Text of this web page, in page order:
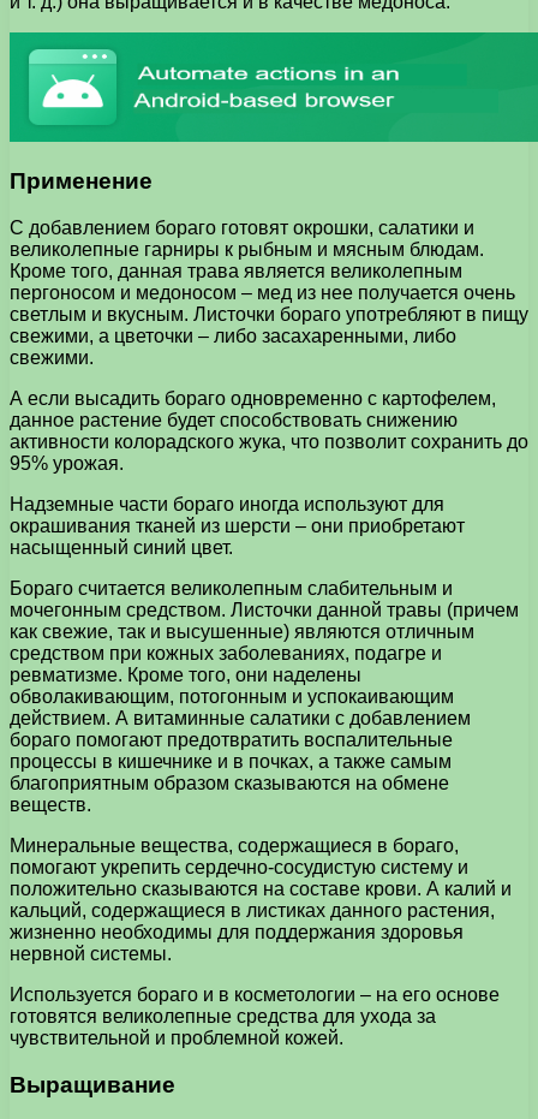
Применение
С добавлением бораго готовят окрошки, салатики и
великолепные гарниры к рыбным и мясным блюдам.
Кроме того, данная трава является великолепным
пергоносом и медоносом – мед из нее получается очень
светлым и вкусным. Листочки бораго употребляют в пищу
свежими, а цветочки – либо засахаренными, либо
свежими.
А если высадить бораго одновременно с картофелем,
данное растение будет способствовать снижению
активности колорадского жука, что позволит сохранить до
95% урожая.
Надземные части бораго иногда используют для
окрашивания тканей из шерсти – они приобретают
насыщенный синий цвет.
Бораго считается великолепным слабительным и
мочегонным средством. Листочки данной травы (причем
как свежие, так и высушенные) являются отличным
средством при кожных заболеваниях, подагре и
ревматизме. Кроме того, они наделены
обволакивающим, потогонным и успокаивающим
действием. А витаминные салатики с добавлением
бораго помогают предотвратить воспалительные
процессы в кишечнике и в почках, а также самым
благоприятным образом сказываются на обмене
веществ.
Минеральные вещества, содержащиеся в бораго,
помогают укрепить сердечно-сосудистую систему и
положительно сказываются на составе крови. А калий и
кальций, содержащиеся в листиках данного растения,
жизненно необходимы для поддержания здоровья
нервной системы.
Используется бораго и в косметологии – на его основе
готовятся великолепные средства для ухода за
чувствительной и проблемной кожей.
Выращивание